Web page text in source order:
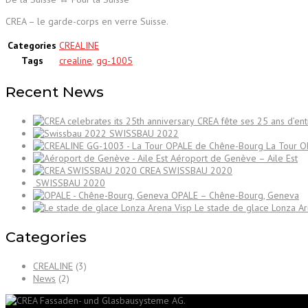
CREA – le garde-corps en verre Suisse.
Categories CREALINE
Tags
crealine, gg-1005
Recent News
CREA fête ses 25 ans
SWISSBAU 2022
La Tour
Aéroport de Genève – Aile Est
CREA SWISSBAU 2020
SWISSBAU 2020
OPALE – Chêne-Bourg, Geneva
Le stade de glace Lonza
Categories
CREALINE (3)
News (2)